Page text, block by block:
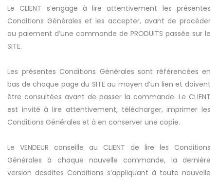
Le CLIENT s’engage à lire attentivement les présentes
Conditions Générales et les accepter, avant de procéder
au paiement d’une commande de PRODUITS passée sur le
SITE.
Les présentes Conditions Générales sont référencées en
bas de chaque page du SITE au moyen d’un lien et doivent
être consultées avant de passer la commande. Le CLIENT
est invité à lire attentivement, télécharger, imprimer les
Conditions Générales et à en conserver une copie.
Le VENDEUR conseille au CLIENT de lire les Conditions
Générales à chaque nouvelle commande, la dernière
version desdites Conditions s’appliquant à toute nouvelle